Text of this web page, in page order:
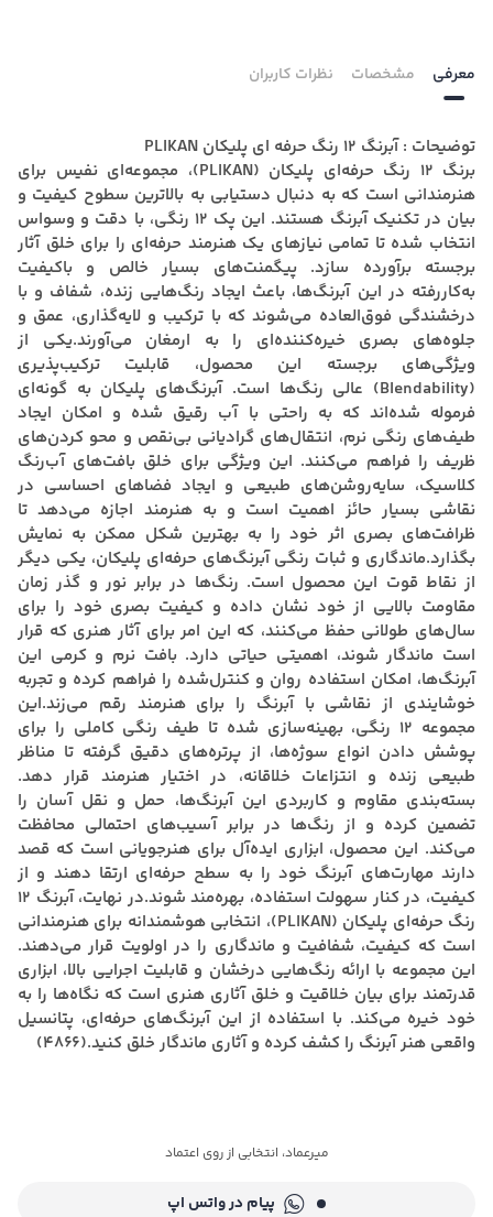
معرفی مشخصات نظرات کاربران
توضیحات : آبرنگ ۱۲ رنگ حرفه ای پلیکان PLIKAN
برنگ ۱۲ رنگ حرفه‌ای پلیکان (PLIKAN)، مجموعه‌ای نفیس برای
هنرمندانی است که به دنبال دستیابی به بالاترین سطوح کیفیت و
بیان در تکنیک آبرنگ هستند. این پک ۱۲ رنگی، با دقت و وسواس
انتخاب شده تا تمامی نیازهای یک هنرمند حرفه‌ای را برای خلق آثار
برجسته برآورده سازد. پیگمنت‌های بسیار خالص و باکیفیت
به‌کاررفته در این آبرنگ‌ها، باعث ایجاد رنگ‌هایی زنده، شفاف و با
درخشندگی فوق‌العاده می‌شوند که با ترکیب و لایه‌گذاری، عمق و
جلوه‌های بصری خیره‌کننده‌ای را به ارمغان می‌آورند.یکی از
ویژگی‌های برجسته این محصول، قابلیت ترکیب‌پذیری
(Blendability) عالی رنگ‌ها است. آبرنگ‌های پلیکان به گونه‌ای
فرموله شده‌اند که به راحتی با آب رقیق شده و امکان ایجاد
طیف‌های رنگی نرم، انتقال‌های گرادیانی بی‌نقص و محو کردن‌های
ظریف را فراهم می‌کنند. این ویژگی برای خلق بافت‌های آب‌رنگ
کلاسیک، سایه‌روشن‌های طبیعی و ایجاد فضاهای احساسی در
نقاشی بسیار حائز اهمیت است و به هنرمند اجازه می‌دهد تا
ظرافت‌های بصری اثر خود را به بهترین شکل ممکن به نمایش
بگذارد.ماندگاری و ثبات رنگی آبرنگ‌های حرفه‌ای پلیکان، یکی دیگر
از نقاط قوت این محصول است. رنگ‌ها در برابر نور و گذر زمان
مقاومت بالایی از خود نشان داده و کیفیت بصری خود را برای
سال‌های طولانی حفظ می‌کنند، که این امر برای آثار هنری که قرار
است ماندگار شوند، اهمیتی حیاتی دارد. بافت نرم و کرمی این
آبرنگ‌ها، امکان استفاده روان و کنترل‌شده را فراهم کرده و تجربه
خوشایندی از نقاشی با آبرنگ را برای هنرمند رقم می‌زند.این
مجموعه ۱۲ رنگی، بهینه‌سازی شده تا طیف رنگی کاملی را برای
پوشش دادن انواع سوژه‌ها، از پرتره‌های دقیق گرفته تا مناظر
طبیعی زنده و انتزاعات خلاقانه، در اختیار هنرمند قرار دهد.
بسته‌بندی مقاوم و کاربردی این آبرنگ‌ها، حمل و نقل آسان را
تضمین کرده و از رنگ‌ها در برابر آسیب‌های احتمالی محافظت
می‌کند. این محصول، ابزاری ایده‌آل برای هنرجویانی است که قصد
دارند مهارت‌های آبرنگ خود را به سطح حرفه‌ای ارتقا دهند و از
کیفیت، در کنار سهولت استفاده، بهره‌مند شوند.در نهایت، آبرنگ ۱۲
رنگ حرفه‌ای پلیکان (PLIKAN)، انتخابی هوشمندانه برای هنرمندانی
است که کیفیت، شفافیت و ماندگاری را در اولویت قرار می‌دهند.
این مجموعه با ارائه رنگ‌هایی درخشان و قابلیت اجرایی بالا، ابزاری
قدرتمند برای بیان خلاقیت و خلق آثاری هنری است که نگاه‌ها را به
خود خیره می‌کند. با استفاده از این آبرنگ‌های حرفه‌ای، پتانسیل
واقعی هنر آبرنگ را کشف کرده و آثاری ماندگار خلق کنید.(4866)
میرعماد، انتخابی از روی اعتماد
پیام در واتس اپ